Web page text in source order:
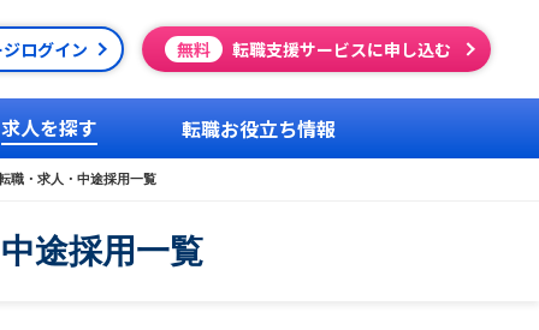
ログイン 無料 転職支援サービスに申し込む
求人を探す 転職お役立ち情報
職・求人・中途採用一覧
途採用一覧